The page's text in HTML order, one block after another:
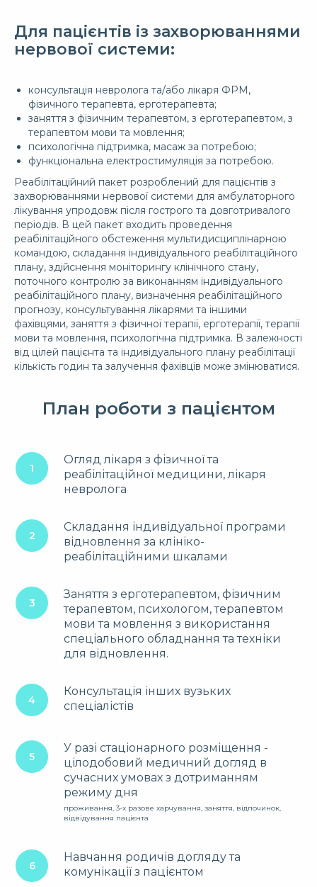
Для пацієнтів із захворюваннями
нервової системи:
консультація невролога та/або лікаря ФРМ,
фізичного терапевта, ерготерапевта;
заняття з фізичним терапевтом, з ерготерапевтом, з
терапевтом мови та мовлення;
психологічна підтримка, масаж за потребою;
функціональна електростимуляція за потребою.
Реабілітаційний пакет розроблений для пацієнтів з
захворюваннями нервової системи для амбулаторного
лікування упродовж після гострого та довготривалого
періодів. В цей пакет входить проведення
реабілітаційного обстеження мультидисциплінарною
командою, складання індивідуального реабілітаційного
плану, здійснення моніторингу клінічного стану,
поточного контролю за виконанням індивідуального
реабілітаційного плану, визначення реабілітаційного
прогнозу, консультування лікарями та іншими
фахівцями, заняття з фізичної терапії, ерготерапії, терапії
мови та мовлення, психологічна підтримка. В залежності
від цілей пацієнта та індивідуального плану реабілітації
кількість годин та залучення фахівців може змінюватися.
План роботи з пацієнтом
Огляд лікаря з фізичної та
реабілітаційної медицини, лікаря
невролога
Складання індивідуальної програми
відновлення за клініко-
реабілітаційними шкалами
Заняття з ерготерапевтом, фізичним
терапевтом, психологом, терапевтом
мови та мовлення з використання
спеціального обладнання та техніки
для відновлення.
Консультація інших вузьких
спеціалістів
У разі стаціонарного розміщення -
цілодобовий медичний догляд в
сучасних умовах з дотриманням
режиму дня
проживання, 3-х разове харчування, заняття, відпочинок,
відвідування пацієнта
Навчання родичів догляду та
комунікації з пацієнтом